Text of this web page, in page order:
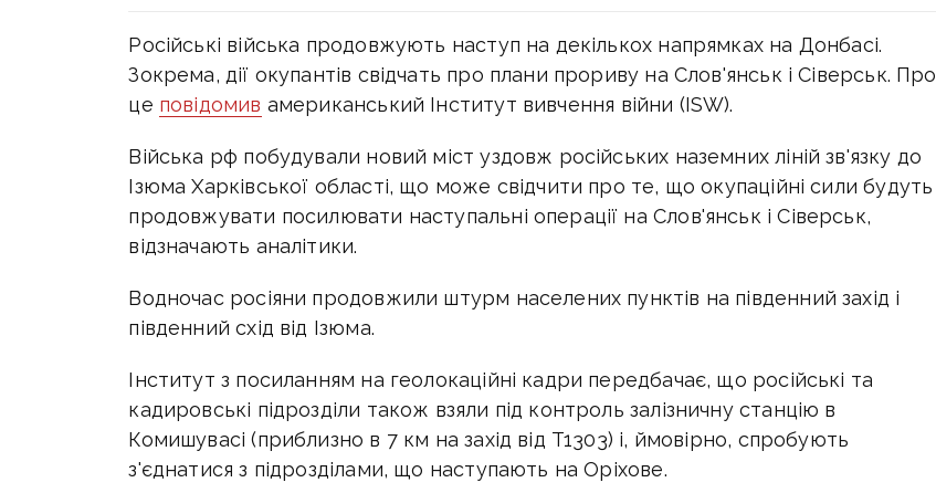
Російські війська продовжують наступ на декількох напрямках на Донбасі.
Зокрема, дії окупантів свідчать про плани прориву на Слов'янськ і Сіверськ. Про
це повідомив американський Інститут вивчення війни (ISW).
Війська рф побудували новий міст уздовж російських наземних ліній зв'язку до
Ізюма Харківської області, що може свідчити про те, що окупаційні сили будуть
продовжувати посилювати наступальні операції на Слов'янськ і Сіверськ,
відзначають аналітики.
Водночас росіяни продовжили штурм населених пунктів на південний захід і
південний схід від Ізюма.
Інститут з посиланням на геолокаційні кадри передбачає, що російські та
кадировські підрозділи також взяли під контроль залізничну станцію в
Комишувасі (приблизно в 7 км на захід від T1303) і, ймовірно, спробують
з'єднатися з підрозділами, що наступають на Оріхове.